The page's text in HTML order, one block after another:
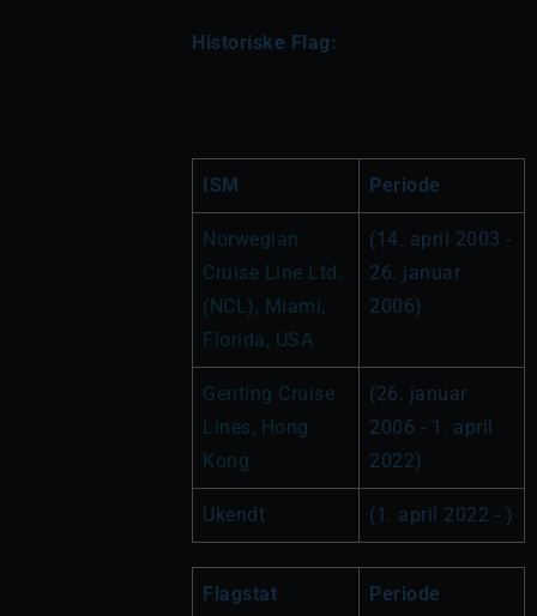
Historiske Flag:
ISM Periode
Norwegian
Cruise Line Ltd.
(NCL), Miami,
Florida, USA
(14. april 2003 -
26. januar
2006)
Genting Cruise
Lines, Hong
Kong
(26. januar
2006 - 1. april
2022)
Ukendt (1. april 2022 - )
Flagstat Periode